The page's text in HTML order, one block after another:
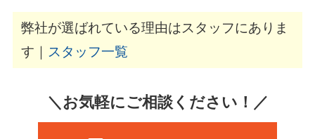
弊社が選ばれている理由はスタッフにありま
す｜ スタッフ一覧
＼お気軽にご相談ください！／